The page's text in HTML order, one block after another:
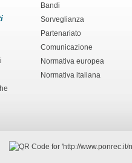
Bandi
Sorveglianza
Partenariato
Comunicazione
Normativa europea
Normativa italiana